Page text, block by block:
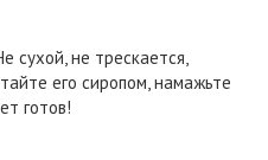
сухой, не трескается,
его сиропом, намажьте
готов!